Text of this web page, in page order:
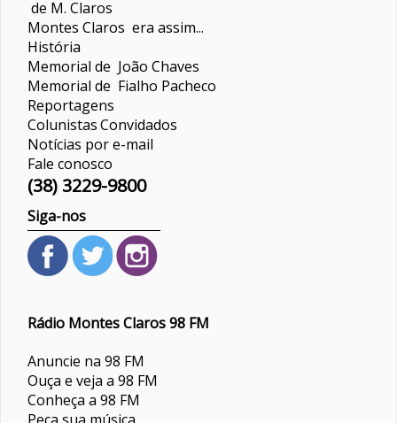
de M. Claros
Montes Claros era assim...
História
Memorial de João Chaves
Memorial de Fialho Pacheco
Reportagens
ColunistasConvidados
Notícias por e-mail
Fale conosco
(38) 3229-9800
Siga-nos
Rádio Montes Claros 98 FM
Anuncie na 98 FM
Ouça e veja a 98 FM
Conheça a 98 FM